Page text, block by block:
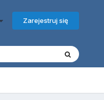
Zarejestruj się